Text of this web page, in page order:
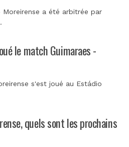
a été arbitrée par
.
le match Guimaraes -
s'est joué au Estádio
quels sont les prochains